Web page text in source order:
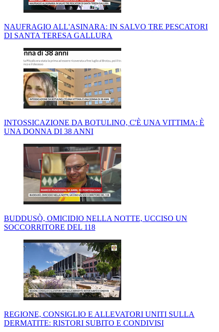
NAUFRAGIO ALL'ASINARA: IN SALVO TRE PESCATORI
DI SANTA TERESA GALLURA
INTOSSICAZIONE DA BOTULINO, C'È UNA VITTIMA: È
UNA DONNA DI 38 ANNI
BUDDUSÒ, OMICIDIO NELLA NOTTE, UCCISO UN
SOCCORRITORE DEL 118
REGIONE, CONSIGLIO E ALLEVATORI UNITI SULLA
DERMATITE: RISTORI SUBITO E CONDIVISI